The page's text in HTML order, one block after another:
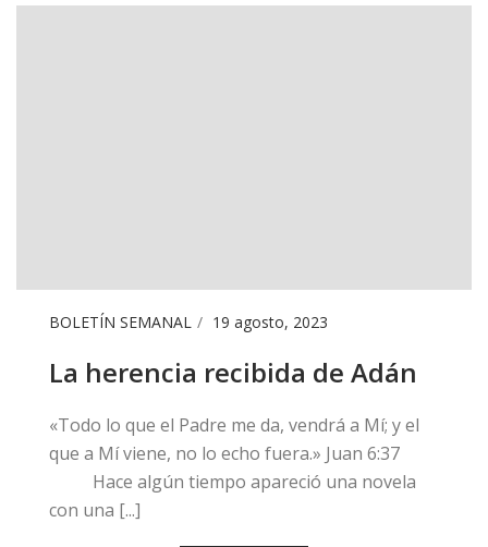
BOLETÍN SEMANAL 19 agosto, 2023
La herencia recibida de Adán
«Todo lo que el Padre me da, vendrá a Mí; y el
que a Mí viene, no lo echo fuera.» Juan 6:37
Hace algún tiempo apareció una novela
con una [...]